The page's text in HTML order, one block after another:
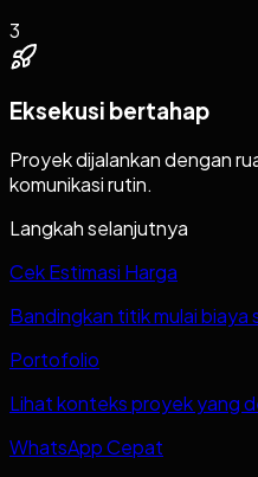
3
Eksekusi bertahap
Proyek dijalankan dengan
komunikasi rutin.
Langkah selanjutnya
Cek Estimasi Harga
Bandingkan titik mulai biaya
Portofolio
Lihat konteks proyek yang
WhatsApp Cepat